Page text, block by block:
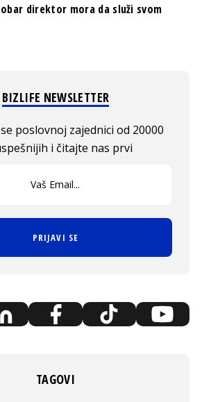
direktor mora da služi svom
BIZLIFE NEWSLETTER
poslovnoj zajednici od 20000
i čitajte nas prvi
PRIJAVI SE
TAGOVI